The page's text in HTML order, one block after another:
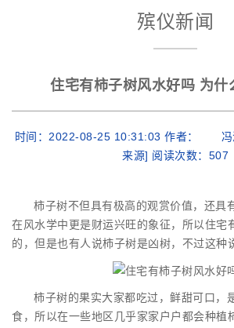
殡仪新闻
住宅有柿子树风水好吗 为什
时间：2022-08-25 10:31:03 作者： 冯
来源] 阅读次数： 507
柿子树不但具有极高的观赏价值，还具
在风水学中更是财运兴旺的象征，所以住宅
的，但是也有人说柿子树是凶树，不过这种
柿子树的果实大家都吃过，鲜甜可口，
食，所以在一些地区几乎家家户户都会种植